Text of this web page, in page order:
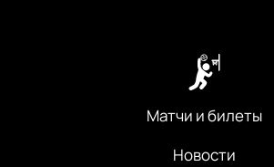
Матчи и билеты
Новости